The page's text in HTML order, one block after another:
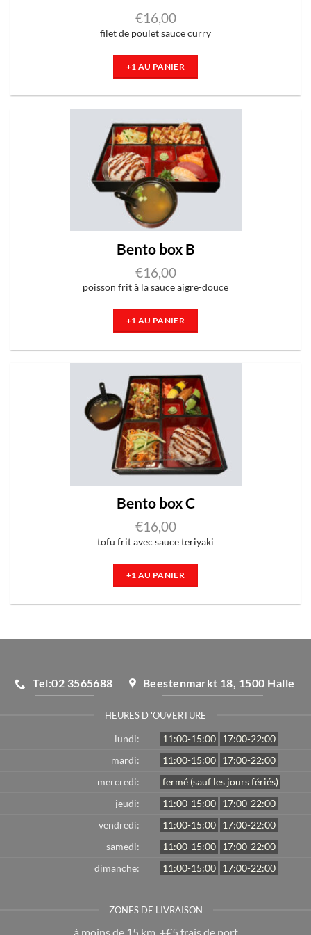
€16,00
filet de poulet sauce curry
+1 AU PANIER
Bento box B
€16,00
poisson frit à la sauce aigre-douce
+1 AU PANIER
Bento box C
€16,00
tofu frit avec sauce teriyaki
+1 AU PANIER
Tel:02 3565688 Beestenmarkt 18, 1500 Halle
HEURES D 'OUVERTURE
lundi: 11:00-15:00 17:00-22:00
mardi:
11:00-15:00 17:00-22:00
mercredi:
fermé (sauf les jours fériés)
jeudi:
11:00-15:00 17:00-22:00
vendredi:
11:00-15:00 17:00-22:00
samedi:
11:00-15:00 17:00-22:00
dimanche:
11:00-15:00 17:00-22:00
ZONES DE LIVRAISON
à moins de 15 km, +€5 frais de port